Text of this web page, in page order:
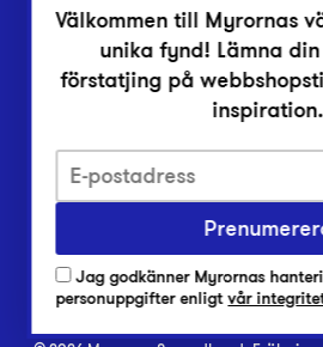
Integritetsskyddspolicy
Har du frågor om onlineköp, leverans eller
Har du frågor om vår verksamhet?
Vanliga frågor om Myrorna
Välkommen till Myrornas
unika fynd! Lämna
förstatjing på
inspiration.
Jag godkänner Myrornas
personuppgifter enligtvår